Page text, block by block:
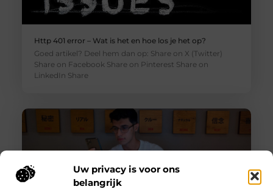
Uw privacy is voor ons
belangrijk
Http 401 error – Wat is het en hoe los je het op?
Goed artikel? Deel hem dan op: Share on X (Twitter)
Share on Facebook Share on Pinterest Share on
LinkedIn Share